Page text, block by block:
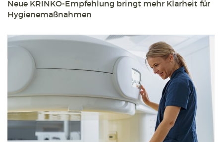
Neue KRINKO-Empfehlung bringt mehr Klarheit für
Hygiene­maßnahmen